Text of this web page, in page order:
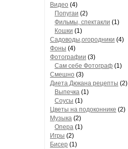
Видео (4)
Попугаи (2)
Фильмы, спектакли (1)
Кошки (1)
Садоводы,огородники (4)
Фоны (4)
Фотографии (3)
Сам себе Фотограф (1)
Смешно (3)
Диета Дюкана рецепты (2)
Выпечка (1)
Соусы (1)
Цветы на подоконнике (2)
Музыка (2)
Опера (1)
Игры (2)
Бисер (1)